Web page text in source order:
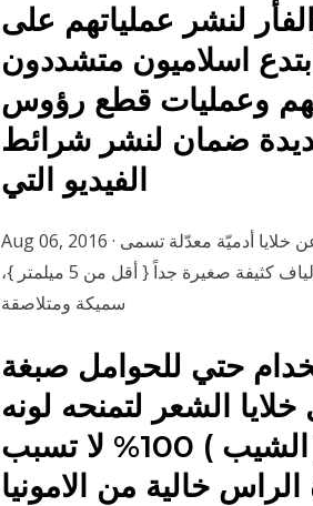
لنشر عملياتهم على
اسلاميون متشددون
وعمليات قطع رؤوس
ضمان لنشر شرائط
الفيديو التي
Aug 06, 2016 · لا تكون الياف القطن شيء مُختلف عن خلايا أدميّة معدّلة تسمى tricomas، والتي تقوم
بإحاطة البذرة. في غالبية انواع شجيرات القطن، تكون تلك الالياف كثيفة صغيرة جداً { أقل من 5 ميلمتر }،
سميكة ومتلاصقة
حتي للحوامل صبغة
خلايا الشعر لتمنحه لونه
الطبيعي تغطي الشعر الابيض ( الشيب ) 100% لا تسبب
خالية من الامونيا